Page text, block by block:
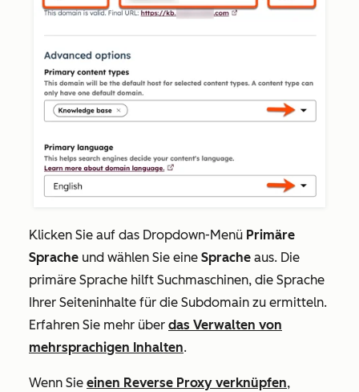
Klicken Sie auf das Dropdown-Menü Primäre
Sprache und wählen Sie eine Sprache aus. Die
primäre Sprache hilft Suchmaschinen, die Sprache
Ihrer Seiteninhalte für die Subdomain zu ermitteln.
Erfahren Sie mehr über das Verwalten von
mehrsprachigen Inhalten.
Wenn Sie einen Reverse Proxy verknüpfen,